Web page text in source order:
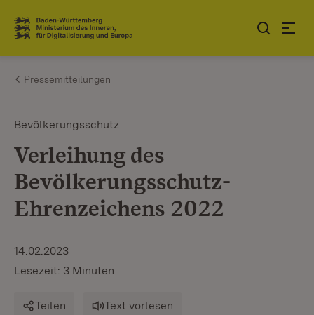
Zum Inhalt springen
Link zur Startseite
Pressemitteilungen
Bevölkerungsschutz
Verleihung des
Bevölkerungsschutz-
Ehrenzeichens 2022
14.02.2023
Lesezeit: 3 Minuten
Teilen Text vorlesen